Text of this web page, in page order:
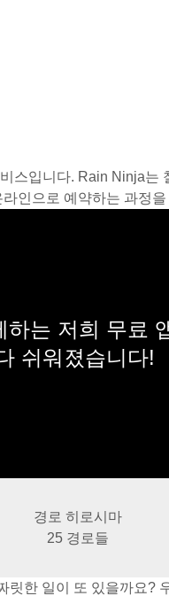
스입니다. Rain Ninja
인으로 예약하는 과정
하는 저희 무료
쉬워졌습니다!
경로 히로시마
25 경로들
한 일이 또 있을까요?